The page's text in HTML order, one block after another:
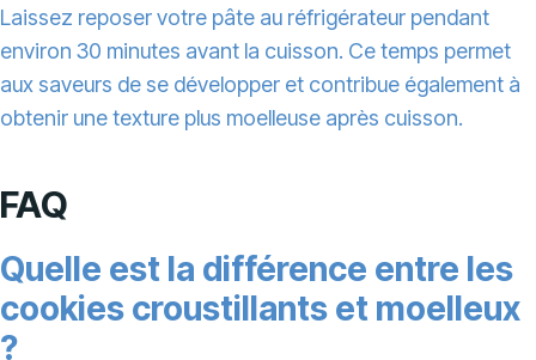
Laissez reposer votre pâte au réfrigérateur pendant
environ 30 minutes avant la cuisson. Ce temps permet
aux saveurs de se développer et contribue également à
obtenir une texture plus moelleuse après cuisson.
FAQ
Quelle est la différence entre les
cookies croustillants et moelleux
?